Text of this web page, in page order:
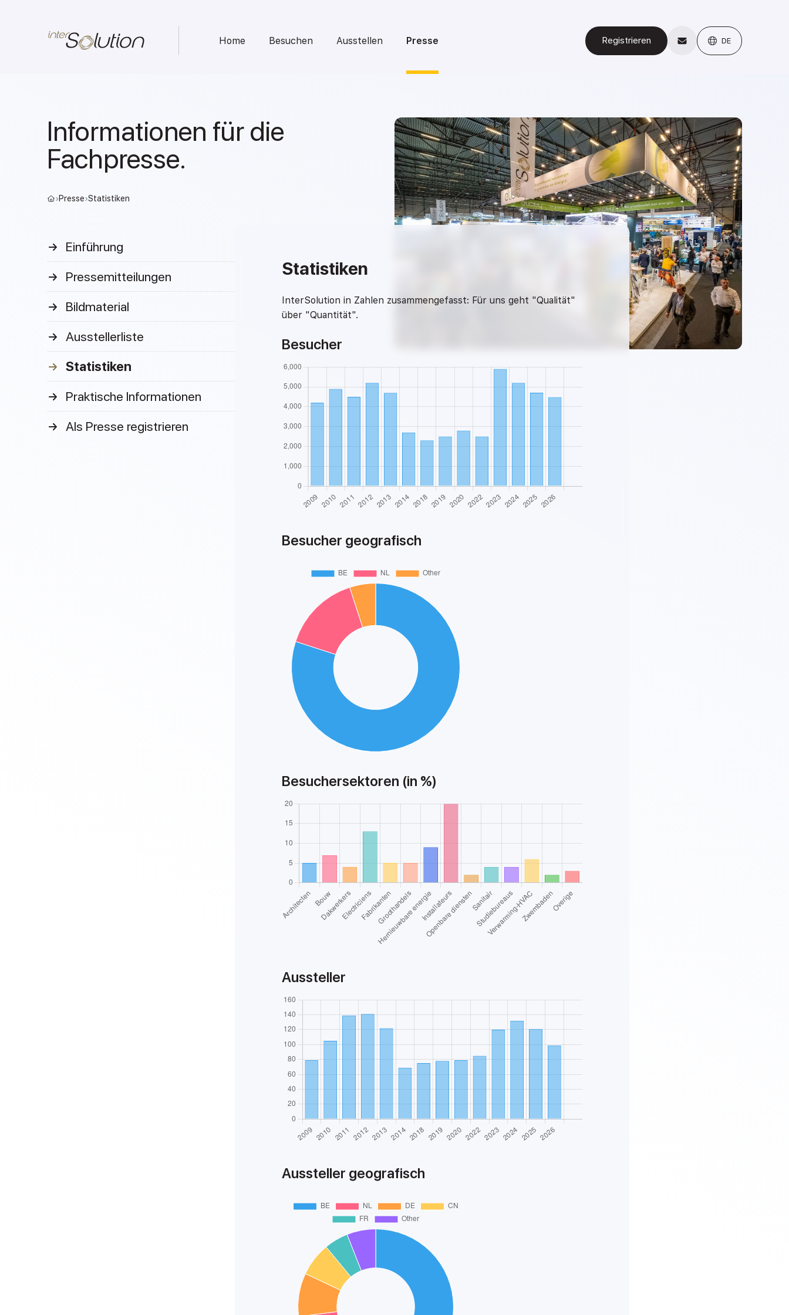
Home Besuchen Ausstellen Presse Registrieren DE
Informationen für die
Fachpresse.
›Presse›Statistiken
Einführung
Pressemitteilungen
Bildmaterial
Ausstellerliste
Statistiken
Praktische Informationen
Als Presse registrieren
Statistiken
InterSolution in Zahlen zusammengefasst: Für uns geht "Qualität"
über "Quantität".
Besucher
Besucher geografisch
Besuchersektoren (in %)
Aussteller
Aussteller geografisch